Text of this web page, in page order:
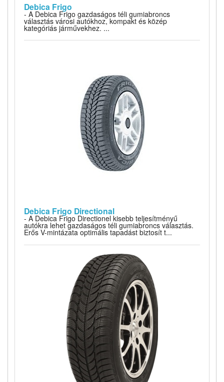
Debica Frigo
- A Debica Frigo gazdaságos téli gumiabroncs
választás városi autókhoz, kompakt és közép
kategóriás járművekhez. ...
Debica Frigo Directional
- A Debica Frigo Directionel kisebb teljesítményű
autókra lehet gazdaságos téli gumiabroncs választás.
Erős V-mintázata optimális tapadást biztosít t...